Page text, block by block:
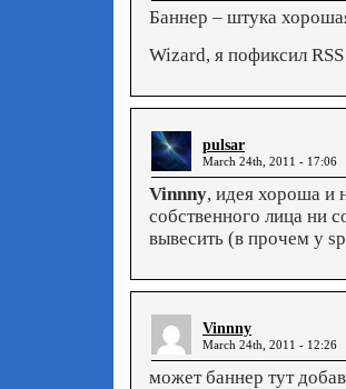
Баннер – штука
Wizard, я пофиксил
pulsar
March 24th, 2011 - 17:06
Vinnny, идея хороша и
собственного лица ни
вывесить (в прочем у
Vinnny
March 24th, 2011 - 12:26
может баннер тут